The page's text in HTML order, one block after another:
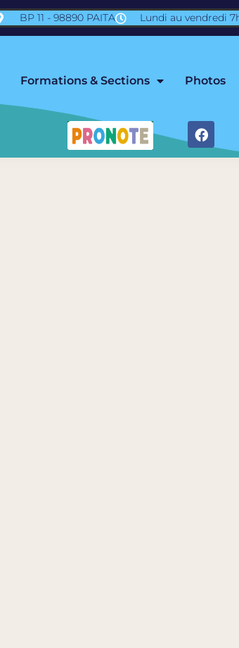
BP 11 - 98890 PAITA Lundi au vendredi
Formations & Sections Photos